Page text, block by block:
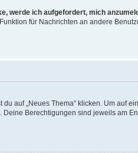
werde ich aufgefordert, mich
für Nachrichten an andere
auf „Neues Thema“ klicken. Um auf
Berechtigungen sind jeweils am